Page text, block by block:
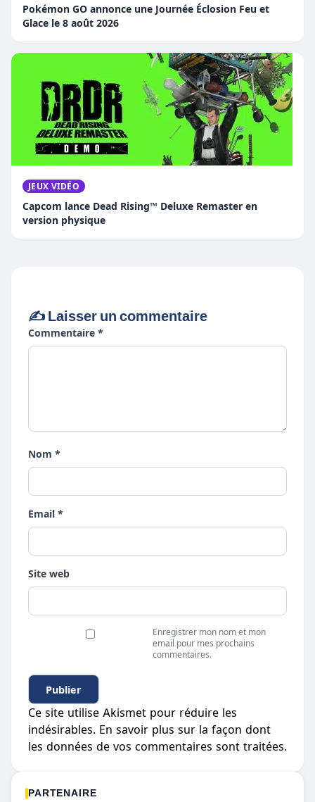
Pokémon GO annonce une Journée Éclosion Feu et
Glace le 8 août 2026
JEUX VIDÉO
Capcom lance Dead Rising™ Deluxe Remaster en
version physique
✍️ Laisser un commentaire
Commentaire *
Nom *
Email *
Site web
Enregistrer mon nom et mon
email pour mes prochains
commentaires.
Ce site utilise Akismet pour réduire les
indésirables. En savoir plus sur la façon dont
les données de vos commentaires sont traitées.
PARTENAIRE